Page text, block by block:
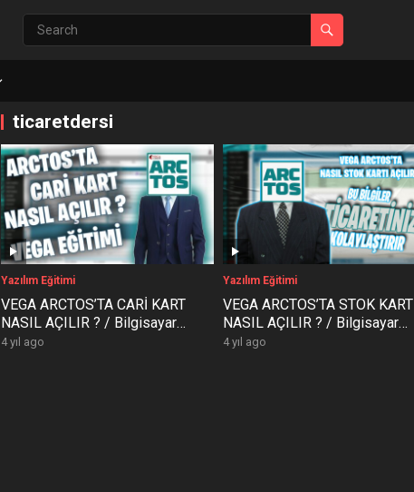
ticaretdersi
Yazılım Eğitimi
VEGA ARCTOS’TA CARİ KART
NASIL AÇILIR ? / Bilgisayar
Hospital Akademi – Arctos
4 yıl ago
Yazılım Eğitimi
VEGA ARCTOS’TA STOK KARTI
NASIL AÇILIR ? / Bilgisayar
Hospital Akademi – Arctos
4 yıl ago